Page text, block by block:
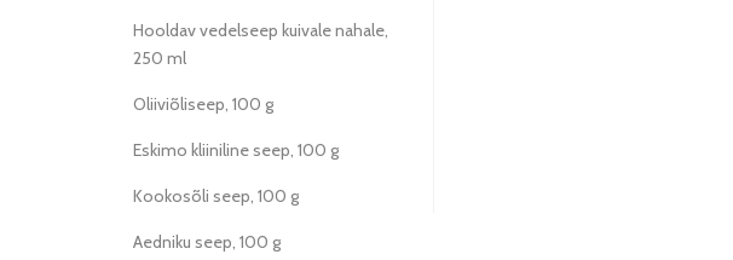
Hooldav vedelseep kuivale nahale,
250 ml
Oliiviõliseep, 100 g
Eskimo kliiniline seep, 100 g
Kookosõli seep, 100 g
Aedniku seep, 100 g